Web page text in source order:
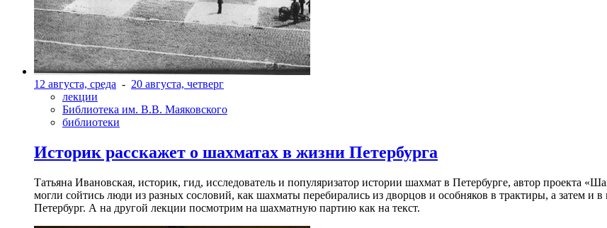
12 августа, среда - 20 августа, четверг
лекции
Библиотека им. В.В. Маяковского
библиотеки
Историк расскажет о шахматах в жизни Петербурга
Татьяна Ивановская, историк, гид, исследователь и популяризатор истории шахмат в Петербурге, автор проекта
могли сойтись люди из разных сословий, как шахматы перебирались из дворцов и особняков в трактиры, а затем
Петербург. А на другой лекции посмотрим на шахматную партию как на текст.